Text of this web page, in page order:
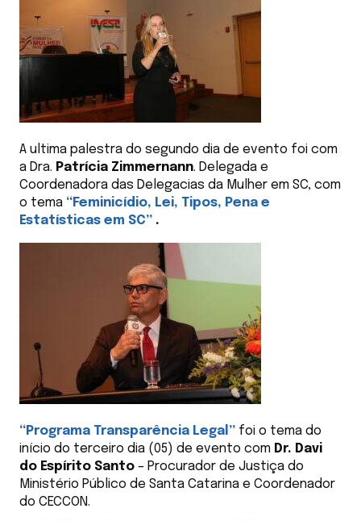
A ultima palestra do segundo dia de evento foi com
a Dra. Patrícia Zimmernann. Delegada e
Coordenadora das Delegacias da Mulher em SC, com
o tema “Feminicídio, Lei, Tipos, Pena e
Estatísticas em SC” .
“Programa Transparência Legal” foi o tema do
início do terceiro dia (05) de evento com Dr. Davi
do Espírito Santo – Procurador de Justiça do
Ministério Público de Santa Catarina e Coordenador
do CECCON.